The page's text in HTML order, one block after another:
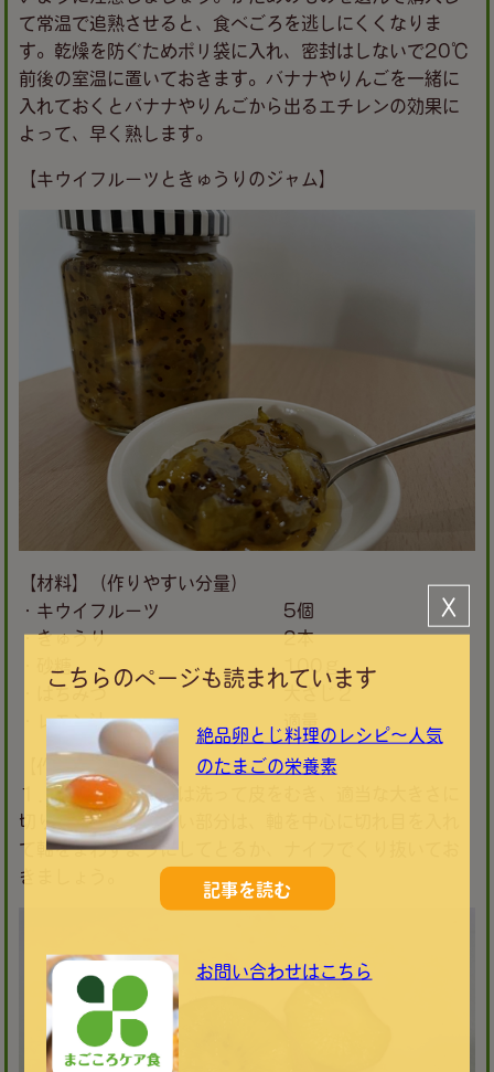
て常温で追熟させると、食べごろを逃しにくくなりま
す。乾燥を防ぐためポリ袋に入れ、密封はしないで20℃
前後の室温に置いておきます。バナナやりんごを一緒に
入れておくとバナナやりんごから出るエチレンの効果に
よって、早く熟します。
【キウイフルーツときゅうりのジャム】
【材料】（作りやすい分量）
・キウイフルーツ 5個
・きゅうり 2本
・砂糖 100ｇ
・はちみつ 大さじ２
・レモン汁 適量
１．キウイフルーツは洗って皮をむき、適当な大きさに
切ります。軸のかたい部分は、軸を中心に切れ目を入れ
て軸をまわすようにしてとるか、ナイフでくり抜いてお
きましょう。
こちらのページも読まれています
絶品卵とじ料理のレシピ～人気
のたまごの栄養素
記事を読む
お問い合わせはこちら
Ｘ